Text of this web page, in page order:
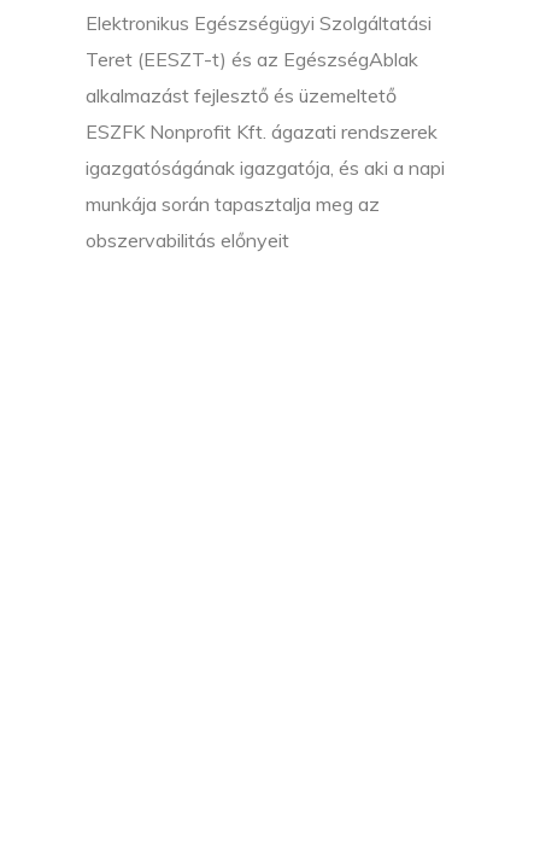
Elektronikus Egészségügyi Szolgáltatási
Teret (EESZT-t) és az EgészségAblak
alkalmazást fejlesztő és üzemeltető
ESZFK Nonprofit Kft. ágazati rendszerek
igazgatóságának igazgatója, és aki a napi
munkája során tapasztalja meg az
obszervabilitás előnyeit